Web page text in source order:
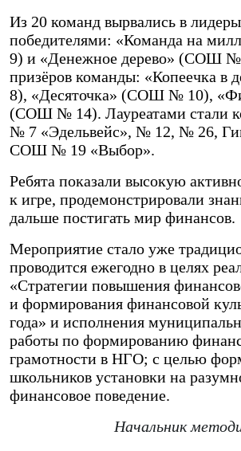
Из 20 команд вырвались в
победителями: «Команда на
9) и «Денежное дерево» (СОШ №
призёров команды: «Копеечка
8), «Десяточка» (СОШ № 10),
(СОШ № 14). Лауреатами стали
№ 7 «Эдельвейс», № 12, № 26,
СОШ № 19 «Выбор».
Ребята показали высокую
к игре, продемонстрировали
дальше постигать мир финансов.
Мероприятие стало уже
проводится ежегодно в целях
«Стратегии повышения
и формирования финансовой
года» и исполнения
работы по формированию
грамотности в НГО; с целью
школьников установки на
финансовое поведение.
Начальник